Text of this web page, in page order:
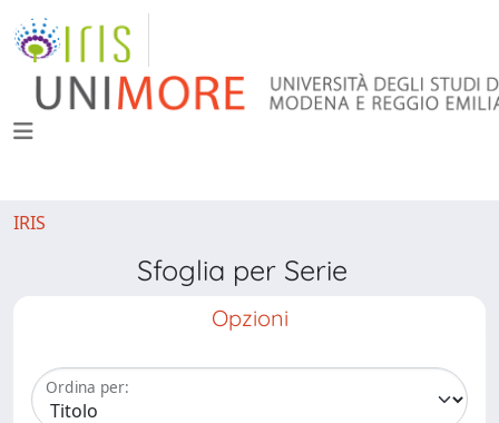
IRIS
Sfoglia per Serie
Opzioni
Ordina per: